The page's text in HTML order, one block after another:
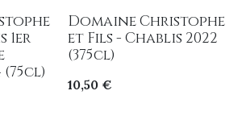
1er
Domaine Christophe
et Fils - Chablis 2022
(375cl)
10,50€